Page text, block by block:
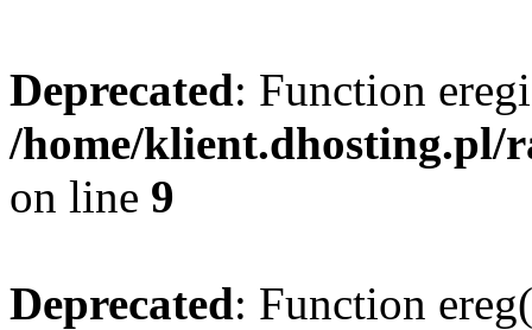
Deprecated: Function
/home/klient.dhosting.pl/
on line 9
Deprecated: Function